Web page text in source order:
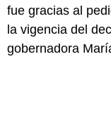
fue gracias al
la vigencia del
gobernadora